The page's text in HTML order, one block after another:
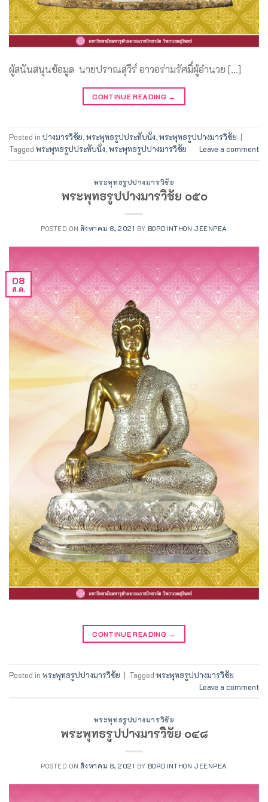
ผู้สนันสนุนข้อมูล นายปราณสุวีร์ อาวอร่ามรัศมิ์ผู้อำนวย […]
CONTINUE READING →
Posted in ปางมารวิชัย,พระพุทธรูปประทับนั่ง,พระพุทธรูปปางมารวิชัย
Tagged พระพุทธรูปประทับนั่ง,พระพุทธรูปปางมารวิชัย Leave a comment
พระพุทธรูปปางมารวิชัย
พระพุทธรูปปางมารวิชัย ๐๕๐
POSTED ON สิงหาคม 8, 2021 BY BORDINTHON JEENPEA
08
ส.ค.
CONTINUE READING →
Posted in พระพุทธรูปปางมารวิชัย Tagged พระพุทธรูปปางมารวิชัย
Leave a comment
พระพุทธรูปปางมารวิชัย
พระพุทธรูปปางมารวิชัย ๐๔๘
POSTED ON สิงหาคม 8, 2021 BY BORDINTHON JEENPEA